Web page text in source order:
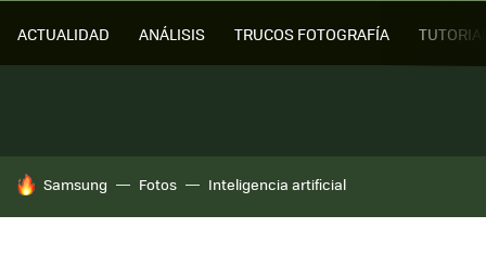
ACTUALIDAD ANÁLISIS TRUCOS FOTOGRAFÍA
HOY SE HABLA DE
Samsung Fotos Inteligencia artificial